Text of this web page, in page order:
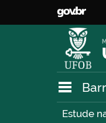
Estude